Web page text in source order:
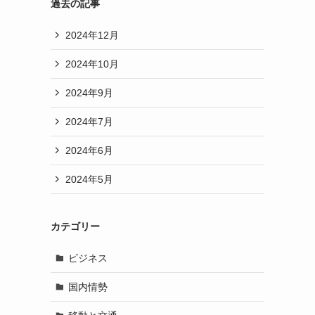
過去の記事
2024年12月
2024年10月
2024年9月
2024年7月
2024年6月
2024年5月
カテゴリー
ビジネス
国内情勢